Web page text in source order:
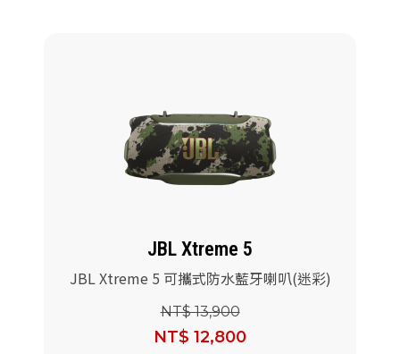
搜尋
JBL Xtreme 5
JBL Xtreme 5 可攜式防水藍牙喇叭(迷彩)
NT$ 13,900
NT$ 12,800